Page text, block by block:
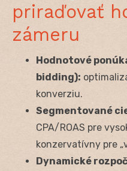
priraďovať
zámeru
Hodnotové
bidding):
konverziu.
Segmentované
CPA/ROAS pre
konzervatívny pre
Dynamické